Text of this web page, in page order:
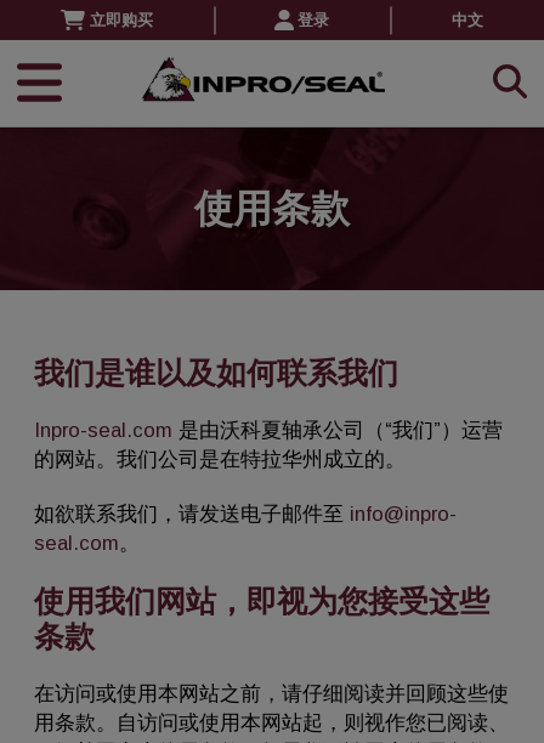
立即购买 登录 中文
使用条款
我们是谁以及如何联系我们
Inpro-seal.com 是由沃科夏轴承公司（“我们”）运营
的网站。我们公司是在特拉华州成立的。
如欲联系我们，请发送电子邮件至 info@inpro-
seal.com。
使用我们网站，即视为您接受这些
条款
在访问或使用本网站之前，请仔细阅读并回顾这些使
用条款。自访问或使用本网站起，则视作您已阅读、